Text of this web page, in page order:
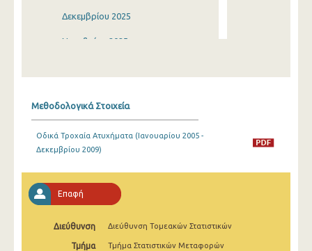
Δεκεμβρίου 2025
Νοεμβρίου 2025
Ιουλίου 2025
Μαΐου 2025
Μαρτίου 2025
Μεθοδολογικά Στοιχεία
Οδικά Τροχαία Ατυχήματα (Ιανουαρίου 2005 -
Δεκεμβρίου 2009)
Επαφή
Διεύθυνση Διεύθυνση Τομεακών Στατιστικών
Τμήμα Τμήμα Στατιστικών Μεταφορών